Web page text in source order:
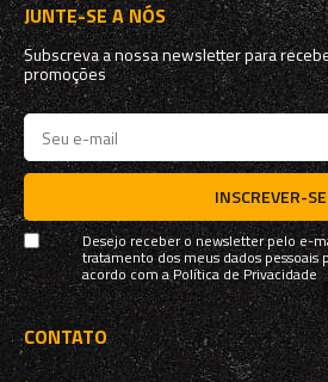
JUNTE-SE A NÓS
Subscreva a nossa newsletter para
promoções
INSCREVER-SE
Desejo receber o newsletter pelo e-
tratamento dos meus dados pessoais
acordo com aPolítica de Privacidade
CONTATO